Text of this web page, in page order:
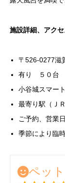
施設詳細、アクセ
〒526-0277滋
有り ５０台
小谷城スマー
最寄り駅（Ｊ
ご予約、営業
季節により臨
ペッ